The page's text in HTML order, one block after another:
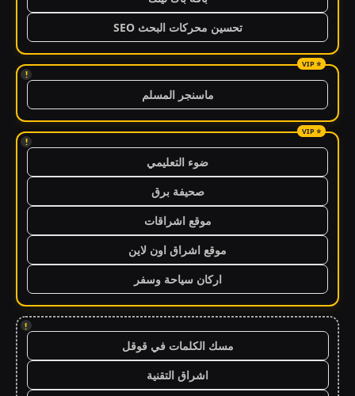
تحسين محركات البحث SEO
!
ماسنجر المسلم
!
ضوء التعليمي
صحيفة برق
موقع اشراقات
موقع اشراق اون لاين
اركان سياحة وسفر
!
مسك الكلمات في قوقل
اشراق التقنية